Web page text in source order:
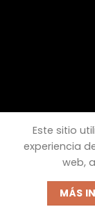
Este sitio
experiencia
web,
MÁS